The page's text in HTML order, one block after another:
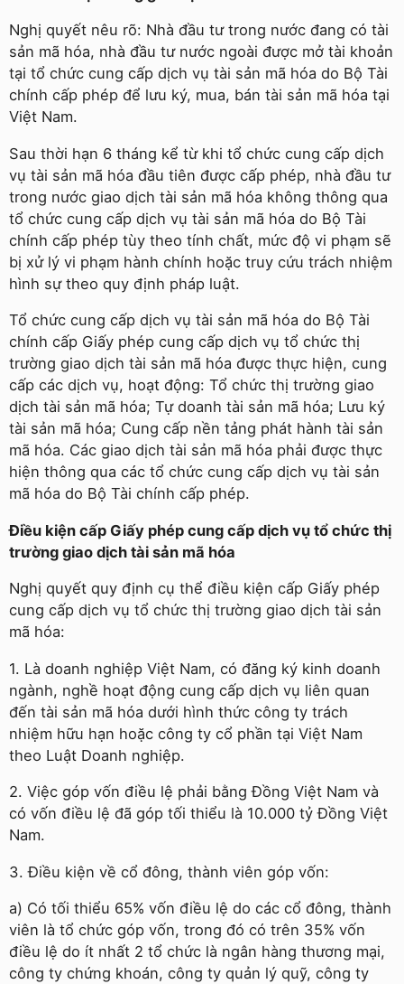
Nghị quyết nêu rõ: Nhà đầu tư trong nước đang có tài
sản mã hóa, nhà đầu tư nước ngoài được mở tài khoản
tại tổ chức cung cấp dịch vụ tài sản mã hóa do Bộ Tài
chính cấp phép để lưu ký, mua, bán tài sản mã hóa tại
Việt Nam.
Sau thời hạn 6 tháng kể từ khi tổ chức cung cấp dịch
vụ tài sản mã hóa đầu tiên được cấp phép, nhà đầu tư
trong nước giao dịch tài sản mã hóa không thông qua
tổ chức cung cấp dịch vụ tài sản mã hóa do Bộ Tài
chính cấp phép tùy theo tính chất, mức độ vi phạm sẽ
bị xử lý vi phạm hành chính hoặc truy cứu trách nhiệm
hình sự theo quy định pháp luật.
Tổ chức cung cấp dịch vụ tài sản mã hóa do Bộ Tài
chính cấp Giấy phép cung cấp dịch vụ tổ chức thị
trường giao dịch tài sản mã hóa được thực hiện, cung
cấp các dịch vụ, hoạt động: Tổ chức thị trường giao
dịch tài sản mã hóa; Tự doanh tài sản mã hóa; Lưu ký
tài sản mã hóa; Cung cấp nền tảng phát hành tài sản
mã hóa. Các giao dịch tài sản mã hóa phải được thực
hiện thông qua các tổ chức cung cấp dịch vụ tài sản
mã hóa do Bộ Tài chính cấp phép.
Điều kiện cấp Giấy phép cung cấp dịch vụ tổ chức thị
trường giao dịch tài sản mã hóa
Nghị quyết quy định cụ thể điều kiện cấp Giấy phép
cung cấp dịch vụ tổ chức thị trường giao dịch tài sản
mã hóa:
1. Là doanh nghiệp Việt Nam, có đăng ký kinh doanh
ngành, nghề hoạt động cung cấp dịch vụ liên quan
đến tài sản mã hóa dưới hình thức công ty trách
nhiệm hữu hạn hoặc công ty cổ phần tại Việt Nam
theo Luật Doanh nghiệp.
2. Việc góp vốn điều lệ phải bằng Đồng Việt Nam và
có vốn điều lệ đã góp tối thiểu là 10.000 tỷ Đồng Việt
Nam.
3. Điều kiện về cổ đông, thành viên góp vốn:
a) Có tối thiểu 65% vốn điều lệ do các cổ đông, thành
viên là tổ chức góp vốn, trong đó có trên 35% vốn
điều lệ do ít nhất 2 tổ chức là ngân hàng thương mại,
công ty chứng khoán, công ty quản lý quỹ, công ty